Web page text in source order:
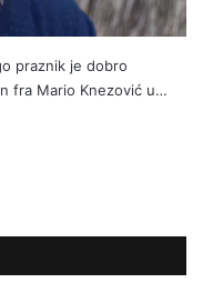
praznik je dobro
fra Mario Knezović u…